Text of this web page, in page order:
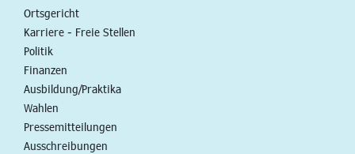
Ortsgericht
Karriere - Freie Stellen
Politik
Finanzen
Ausbildung/Praktika
Wahlen
Pressemitteilungen
Ausschreibungen